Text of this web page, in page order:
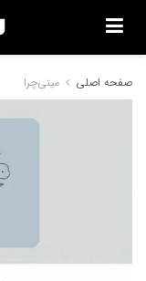
صفحه اصلی مینی‌چرا